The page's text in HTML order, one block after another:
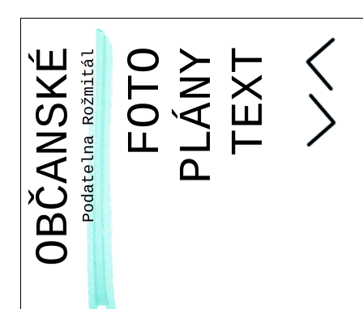
OBČANSKÉPodatelna Rožmitál FOTOPLÁNYTEXT